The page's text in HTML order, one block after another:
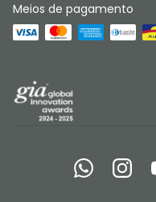
Meios de pagamento